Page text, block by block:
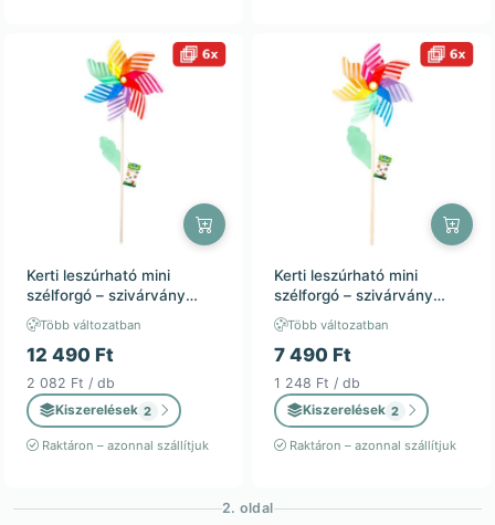
Kerti leszúrható mini
szélforgó – szivárvány
csíkokkal – 42x110cm –
kültéri dekoráció / 6db
Több változatban
12 490 Ft
2 082 Ft / db
Kiszerelések 2
Raktáron – azonnal szállítjuk
Kerti leszúrható mini
szélforgó – szivárvány
csíkokkal – 32x75cm –
kültéri dekoráció / 6db
Több változatban
7 490 Ft
1 248 Ft / db
Kiszerelések 2
Raktáron – azonnal szállítjuk
2. oldal